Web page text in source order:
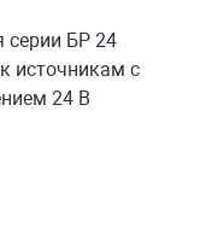
серии БР 24
источникам с
24 В